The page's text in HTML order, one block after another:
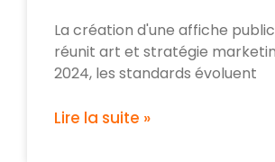
La création d'une affiche
réunit art et stratégie
2024, les standards évoluent
Lire la suite »